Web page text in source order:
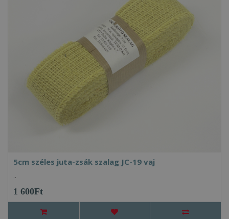
5cm széles juta-zsák szalag JC-19 vaj
..
1 600Ft